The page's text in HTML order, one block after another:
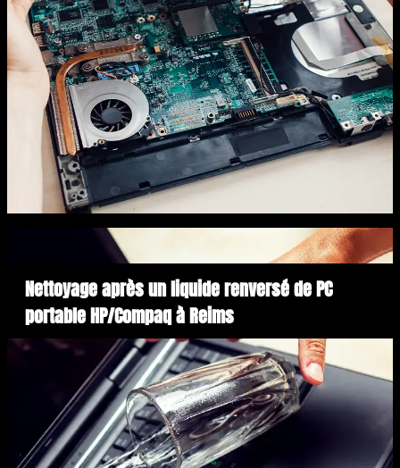
Nettoyage après un liquide renversé de PC
portable HP/Compaq à Reims